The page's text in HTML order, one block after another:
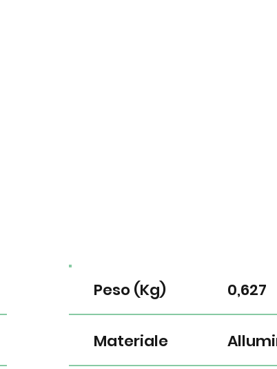
Peso (Kg)
Materiale
0,627